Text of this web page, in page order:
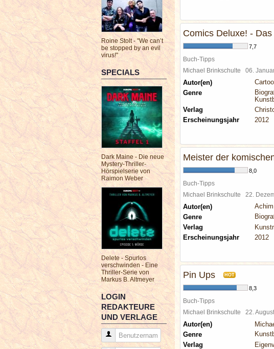
Roine Stolt - "We can’t
be stopped by an evil
virus!"
SPECIALS
Dark Maine - Die neue
Mystery-Thriller-
Hörspielserie von
Raimon Weber
Delete - Spurlos
verschwinden - Eine
Thriller-Serie von
Markus B. Altmeyer
LOGIN
REDAKTEURE
UND VERLAGE
Benutzername
Comics Deluxe! -
7,7
Buch-Tipps
Michael Brinkschulte 06.
Autor(en)
Genre
Verlag
Erscheinungsjahr
2012
Meister der
8,0
Buch-Tipps
Michael Brinkschulte 22.
Autor(en)
Genre
Verlag
Erscheinungsjahr
2012
Pin Ups HOT
8,3
Buch-Tipps
Michael Brinkschulte 22.
Autor(en)
Genre
Verlag